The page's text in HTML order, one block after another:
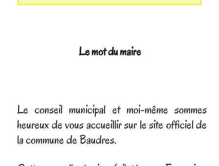
Le mot du maire
Le conseil municipal et moi-même sommes
heureux de vous accueillir sur le site officiel de
la commune de Baudres.